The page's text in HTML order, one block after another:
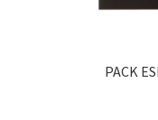
PACK